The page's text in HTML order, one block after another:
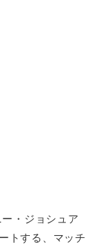
・ジョシュア
トする、マッチ